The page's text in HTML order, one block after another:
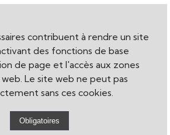
contribuent à rendre un site
des fonctions de base
de page et l'accès aux zones
Le site web ne peut pas
sans ces cookies.